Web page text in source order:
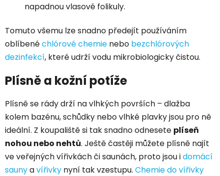
napadnou vlasové folikuly.
Tomuto všemu lze snadno předejít používáním
oblíbenéchlórové chemie nebo bezchlórových
dezinfekcí, které udrží vodu mikrobiologicky čistou.
Plísně a kožní potíže
Plísně se rády drží na vlhkých površích – dlažba
kolem bazénu, schůdky nebo vlhké plavky jsou pro ně
ideální. Z koupaliště si tak snadno odnesete plíseň
nohou nebo nehtů. Ještě častěji můžete plísně najít
ve veřejných vířivkách či saunách, proto jsou idomácí
saunyavířivky nyní tak vzestupu. Chemie do vířivky